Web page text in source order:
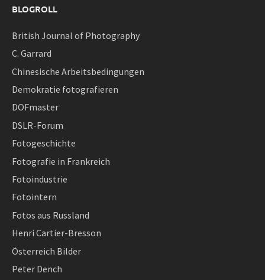
BLOGROLL
British Journal of Photography
C. Garrard
Chinesische Arbeitsbedingungen
Demokratie fotografieren
DOFmaster
DSLR-Forum
Fotogeschichte
Fotografie in Frankreich
Fotoindustrie
Fotointern
Fotos aus Russland
Henri Cartier-Bresson
Österreich Bilder
Peter Dench